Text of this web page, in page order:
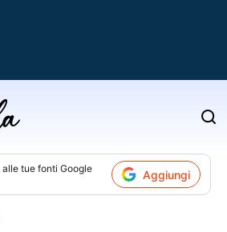
alle tue fonti Google
Aggiungi